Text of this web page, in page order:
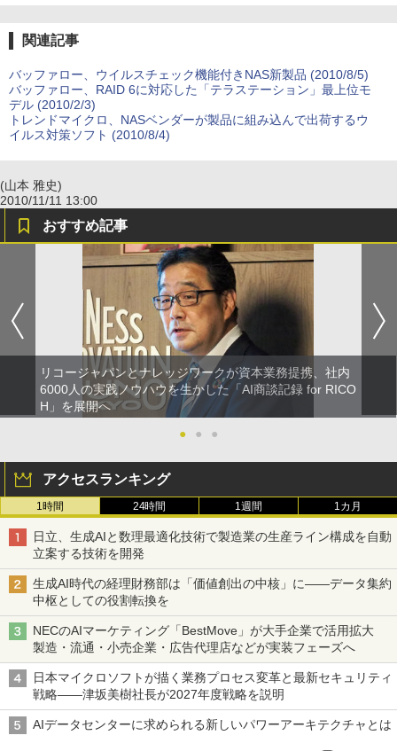
関連記事
バッファロー、ウイルスチェック機能付きNAS新製品 (2010/8/5)
バッファロー、RAID 6に対応した「テラステーション」最上位モ
デル (2010/2/3)
トレンドマイクロ、NASベンダーが製品に組み込んで出荷するウ
イルス対策ソフト (2010/8/4)
(山本 雅史)
2010/11/11 13:00
おすすめ記事
リコージャパンとナレッジワークが資本業務提携、社内
6000人の実践ノウハウを生かした「AI商談記録 for RICO
H」を展開へ
●
● ●
アクセスランキング
1時間 24時間 1週間 1カ月
日立、生成AIと数理最適化技術で製造業の生産ライン構成を自動
立案する技術を開発
生成AI時代の経理財務部は「価値創出の中核」に――データ集約
中枢としての役割転換を
NECのAIマーケティング「BestMove」が大手企業で活用拡大
製造・流通・小売企業・広告代理店などが実装フェーズへ
日本マイクロソフトが描く業務プロセス変革と最新セキュリティ
戦略――津坂美樹社長が2027年度戦略を説明
AIデータセンターに求められる新しいパワーアーキテクチャとは